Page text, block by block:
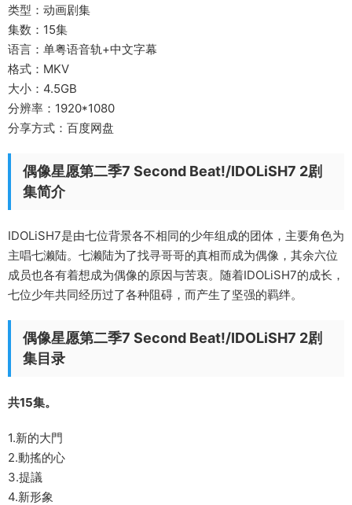
类型：动画剧集
集数：15集
语言：单粤语音轨+中文字幕
格式：MKV
大小：4.5GB
分辨率：1920*1080
分享方式：百度网盘
偶像星愿第二季7 Second Beat!/IDOLiSH7 2剧
集简介
IDOLiSH7是由七位背景各不相同的少年组成的团体，主要角色为
主唱七濑陆。七濑陆为了找寻哥哥的真相而成为偶像，其余六位
成员也各有着想成为偶像的原因与苦衷。随着IDOLiSH7的成长，
七位少年共同经历过了各种阻碍，而产生了坚强的羁绊。
偶像星愿第二季7 Second Beat!/IDOLiSH7 2剧
集目录
共15集。
1.新的大門
2.動搖的心
3.提議
4.新形象